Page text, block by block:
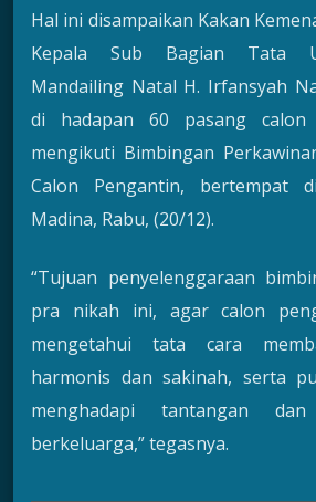
Hal ini disampaikan Kakan
Kepala Sub Bagian Tata
Mandailing Natal H. Irfansyah
di hadapan 60 pasang calon
mengikuti Bimbingan
Calon Pengantin, bertempat
Madina, Rabu, (20/12).
“Tujuan penyelenggaraan
pra nikah ini, agar calon
mengetahui tata cara
harmonis dan sakinah, serta
menghadapi tantangan
berkeluarga,” tegasnya.